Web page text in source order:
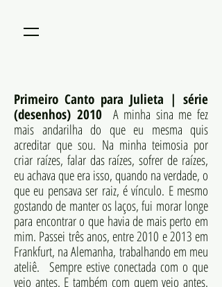
Primeiro Canto para Julieta | série
(desenhos) 2010A minha sina me fez
mais andarilha do que eu mesma quis
acreditar que sou. Na minha teimosia por
criar raízes, falar das raízes, sofrer de raízes,
eu achava que era isso, quando na verdade, o
que eu pensava ser raiz, é vínculo. E mesmo
gostando de manter os laços, fui morar longe
para encontrar o que havia de mais perto em
mim. Passei três anos, entre 2010 e 2013 em
Frankfurt, na Alemanha, trabalhando em meu
ateliê. Sempre estive conectada com o que
veio antes. E também com quem veio antes.